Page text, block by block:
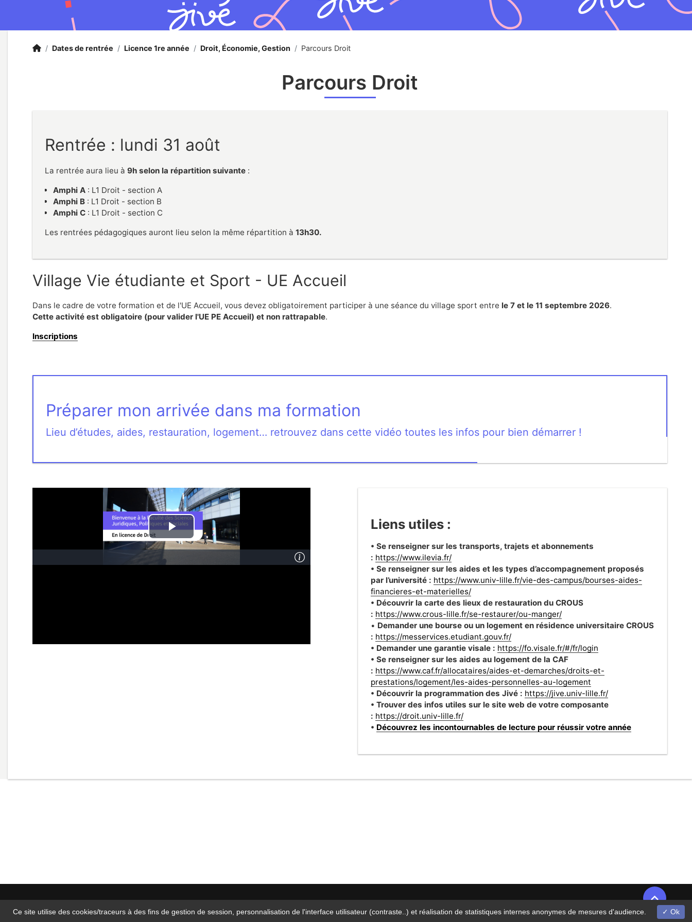
Accueil
Accueil
/ Dates de rentrée / Licence 1re année / Droit, Économie, Gestion / Parcours Droit
Parcours Droit
Rentrée : lundi 31 août
La rentrée aura lieu à 9h selon la répartition suivante :
Amphi A : L1 Droit - section A
Amphi B : L1 Droit - section B
Amphi C : L1 Droit - section C
Les rentrées pédagogiques auront lieu selon la même répartition à 13h30.
Village Vie étudiante et Sport - UE Accueil
Dans le cadre de votre formation et de l'UE Accueil, vous devez obligatoirement participer à une séance du village sport entre le 7 et le 11 septembre 2026.
Cette activité est obligatoire (pour valider l'UE PE Accueil) et non rattrapable.
Inscriptions
Préparer mon arrivée dans ma formation
Lieu d’études, aides, restauration, logement… retrouvez dans cette vidéo toutes les infos pour bien démarrer !
Liens utiles :
• Se renseigner sur les transports, trajets et abonnements
: https://www.ilevia.fr/
• Se renseigner sur les aides et les types d’accompagnement proposés
par l’université : https://www.univ-lille.fr/vie-des-campus/bourses-aides-
financieres-et-materielles/
• Découvrir la carte des lieux de restauration du CROUS
: https://www.crous-lille.fr/se-restaurer/ou-manger/
• Demander une bourse ou un logement en résidence universitaire CROUS
: https://messervices.etudiant.gouv.fr/
• Demander une garantie visale : https://fo.visale.fr/#/fr/login
• Se renseigner sur les aides au logement de la CAF
: https://www.caf.fr/allocataires/aides-et-demarches/droits-et-
prestations/logement/les-aides-personnelles-au-logement
• Découvrir la programmation des Jivé : https://jive.univ-lille.fr/
• Trouver des infos utiles sur le site web de votre composante
: https://droit.univ-lille.fr/
• Découvrez les incontournables de lecture pour réussir votre année
Ce site utilise des cookies/traceurs à des fins de gestion de session, personnalisation de l'interface utilisateur (contraste..) et réalisation de statistiques internes anonymes de mesures d'audience.
Ok